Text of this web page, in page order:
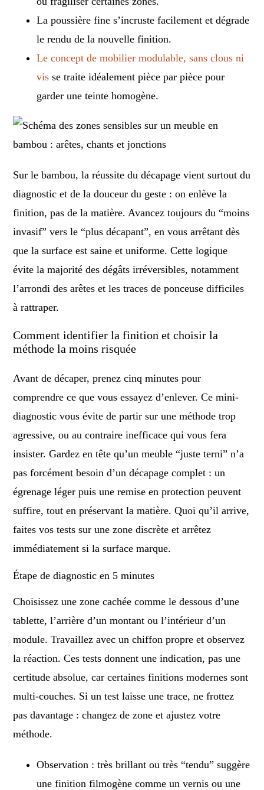
La poussière fine s’incruste facilement et dégrade
le rendu de la nouvelle finition.
Le concept de mobilier modulable, sans clous ni
vis se traite idéalement pièce par pièce pour
garder une teinte homogène.
Sur le bambou, la réussite du décapage vient surtout du
diagnostic et de la douceur du geste : on enlève la
finition, pas de la matière. Avancez toujours du “moins
invasif” vers le “plus décapant”, en vous arrêtant dès
que la surface est saine et uniforme. Cette logique
évite la majorité des dégâts irréversibles, notamment
l’arrondi des arêtes et les traces de ponceuse difficiles
à rattraper.
Comment identifier la finition et choisir la
méthode la moins risquée
Avant de décaper, prenez cinq minutes pour
comprendre ce que vous essayez d’enlever. Ce mini-
diagnostic vous évite de partir sur une méthode trop
agressive, ou au contraire inefficace qui vous fera
insister. Gardez en tête qu’un meuble “juste terni” n’a
pas forcément besoin d’un décapage complet : un
égrenage léger puis une remise en protection peuvent
suffire, tout en préservant la matière. Quoi qu’il arrive,
faites vos tests sur une zone discrète et arrêtez
immédiatement si la surface marque.
Étape de diagnostic en 5 minutes
Choisissez une zone cachée comme le dessous d’une
tablette, l’arrière d’un montant ou l’intérieur d’un
module. Travaillez avec un chiffon propre et observez
la réaction. Ces tests donnent une indication, pas une
certitude absolue, car certaines finitions modernes sont
multi-couches. Si un test laisse une trace, ne frottez
pas davantage : changez de zone et ajustez votre
méthode.
Observation : très brillant ou très “tendu” suggère
une finition filmogène comme un vernis ou une